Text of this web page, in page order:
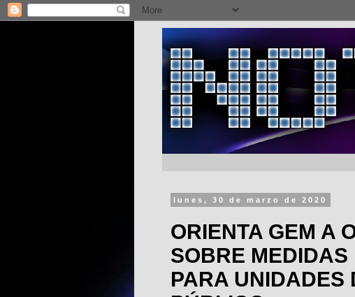
lunes, 30 de marzo de 2020
ORIENTA GEM A
SOBRE
PARA UNIDADES